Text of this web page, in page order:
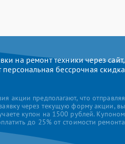
на ремонт техники через сайт,
персональная бессрочная скидка
акции предполагают, что отправляя
через текущую форму акции, вы
купон на 1500 рублей. Купоном
до 25% от стоимости ремонта